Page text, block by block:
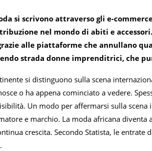
si scrivono attraverso gli e-
nel mondo di abiti e
alle piattaforme che annullano
strada donne imprenditrici, che
si distinguono sulla scena
o ha appena cominciato a vedere.
Un modo per affermarsi sulla scena
e marchio. La moda africana diventa
crescita. Secondo Statista, le